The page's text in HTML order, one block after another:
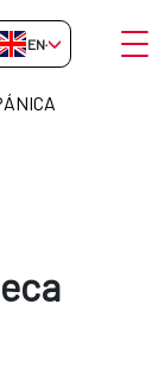
EN-GB